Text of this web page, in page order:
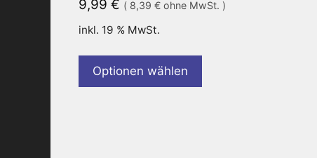
9,99 € ( 8,39 € ohne MwSt. )
inkl. 19 % MwSt.
Optionen wählen